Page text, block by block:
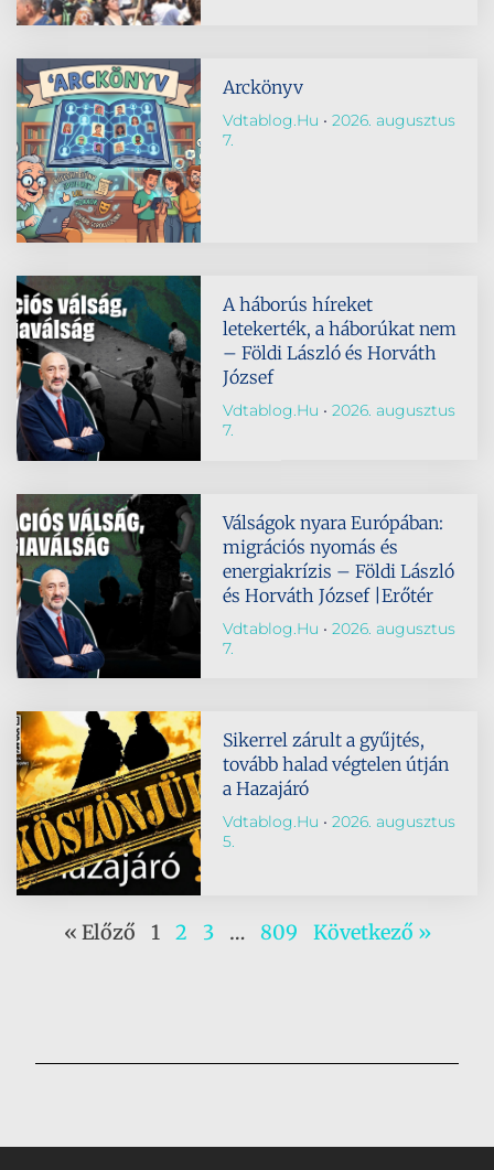
Arckönyv
Vdtablog.hu
2026. augusztus
7.
A háborús híreket
letekerték, a háborúkat nem
– Földi László és Horváth
József
Vdtablog.hu
2026. augusztus
7.
Válságok nyara Európában:
migrációs nyomás és
energiakrízis – Földi László
és Horváth József |Erőtér
Vdtablog.hu
2026. augusztus
7.
Sikerrel zárult a gyűjtés,
tovább halad végtelen útján
a Hazajáró
Vdtablog.hu
2026. augusztus
5.
« Előző 1 2 3 … 809 Következő »